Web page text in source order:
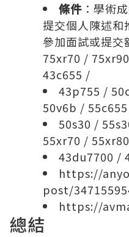
條件 ：學術
提交個人陳述和
參加面試或提交
75xr70 / 75xr90
43c655 /
43p755 /
50v6b / 55c655
50s30 /
55xr70 / 55xr80
43du7700 /
https://
post/
https://
總結